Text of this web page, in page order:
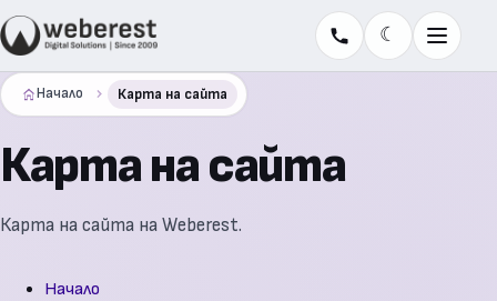
☾
Меню
Начало Карта на сайта
Карта на сайта
Карта на сайта на Weberest.
Начало